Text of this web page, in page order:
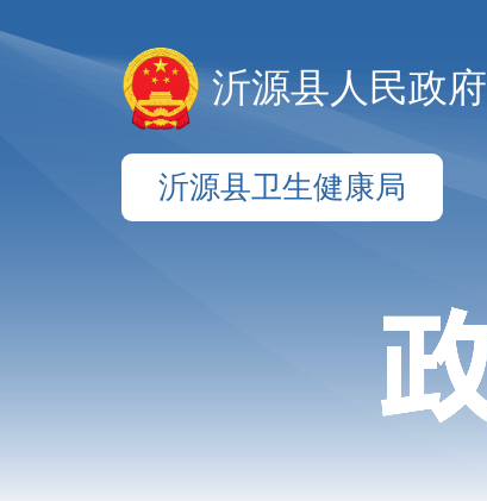
沂源县人民政府
沂源县卫生健康局